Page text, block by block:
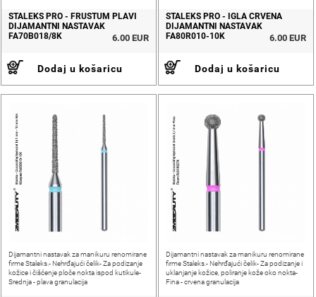
STALEKS PRO - FRUSTUM PLAVI
DIJAMANTNI NASTAVAK
FA70B018/8K
6.00 EUR
Dodaj u košaricu
STALEKS PRO - IGLA CRVENA
DIJAMANTNI NASTAVAK
FA80R010-10K
6.00 EUR
Dodaj u košaricu
Dijamantni nastavak za manikuru renomirane
firme Staleks.- Nehrđajući čelik- Za podizanje
kožice i čišćenje ploče nokta ispod kutikule-
Srednja - plava granulacija
Dijamantni nastavak za manikuru renomirane
firme Staleks.- Nehrđajući čelik- Za podizanje i
uklanjanje kožice, poliranje kože oko nokta-
Fina - crvena granulacija